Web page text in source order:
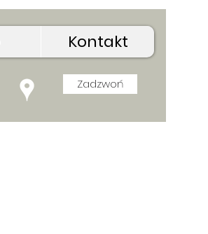
Kontakt
Zadzwoń